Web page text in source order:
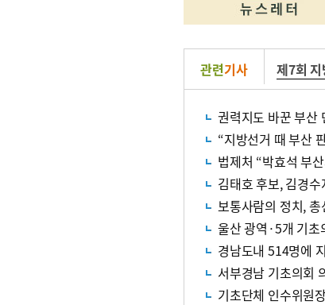
관련기사 제7회 지
권력지도 바꾼 부산
“지방선거 때 부산
법제처 “박효석 부
김태호 후보, 김경
보통사람의 정치,
울산 광역·5개 기초
경남도내 514명에
서부경남 기초의회
기초단체 인수위원